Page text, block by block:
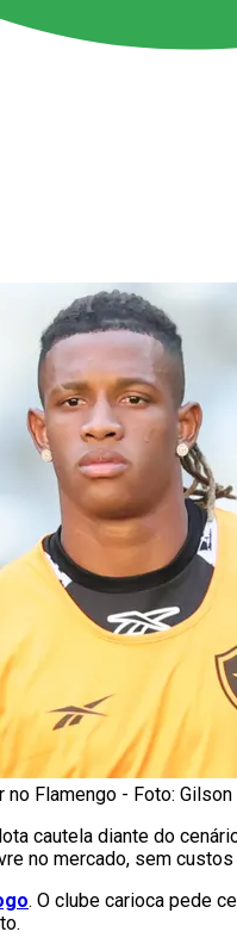
no Flamengo - Foto: Gilson
cautela diante do
no mercado, sem
. O clube carioca pede